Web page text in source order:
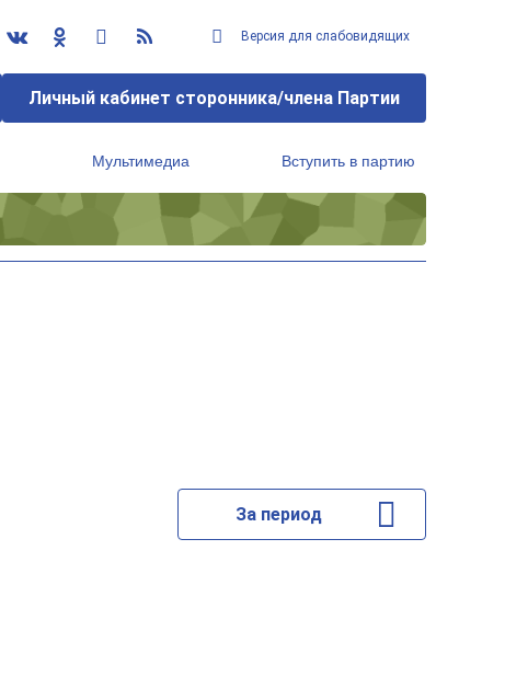
Версия для слабовидящих
Личный кабинет сторонника/члена Партии
Мультимедиа Вступить в партию
За период